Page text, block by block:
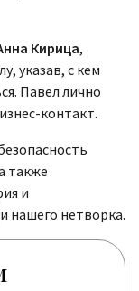
Кирица,
указав, с кем
Павел лично
контакт.
также
и
нашего нетворка.